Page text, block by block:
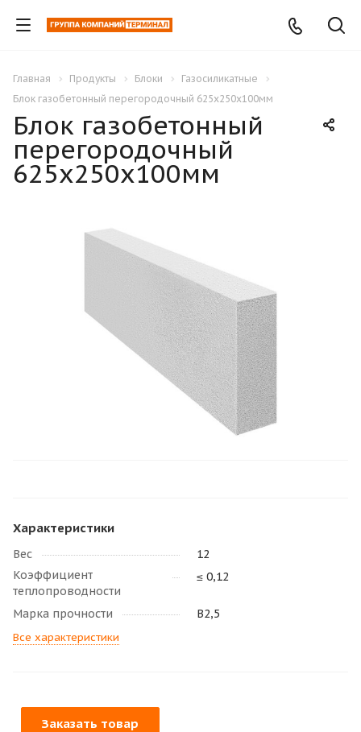
Главная Продукты Блоки
Газосиликатные
Блок газобетонный перегородочный 625х250х100мм
Блок газобетонный
перегородочный
625х250х100мм
Характеристики
Вес
12
Коэффициент
теплопроводности
≤ 0,12
Марка прочности В2,5
Все характеристики
Заказать товар